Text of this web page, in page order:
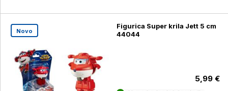
Novo
Figurica Super krila Jett 5 cm
44044
5,99 €